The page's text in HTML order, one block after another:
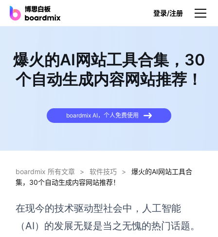
登录/注册
产品
博思白板
博思白板SDK
博思白板离线版
博思设计
一体化产品设计工具
爆火的AI网站工具合集，30
个自动生成内容网站推荐！
boardmix AI，个人免费使用
boardmix 所有文章 > 软件技巧 >
爆火的AI网站工具合
集，30个自动生成内容网站推荐！
在现今的技术驱动型社会中，人工智能
（AI）的发展无疑是当之无愧的热门话题。